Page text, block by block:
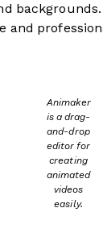
and
Animaker
is a drag-
and-drop
editor for
creating
animated
videos
easily.